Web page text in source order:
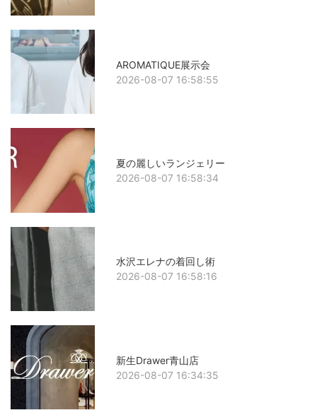
AROMATIQUE展示会
2026-08-07 16:58:55
夏の麗しいランジェリー
2026-08-07 16:58:34
水沢エレナの着回し術
2026-08-07 16:58:16
新生Drawer青山店
2026-08-07 16:34:35